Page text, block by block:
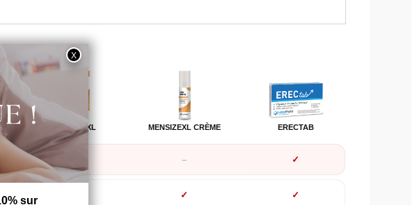
MENSIZE XL MENSIZEXL CRÈME ERECTAB
✓
✓ ✓